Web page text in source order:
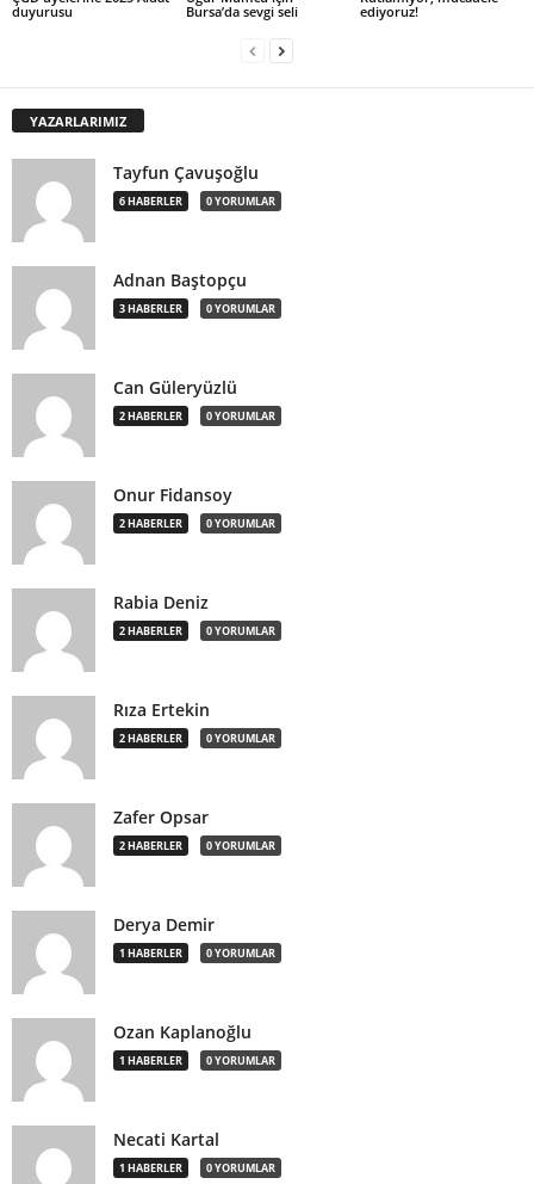
duyurusu
Bursa’da sevgi seli
ediyoruz!
YAZARLARIMIZ
Tayfun Çavuşoğlu
6 HABERLER 0 YORUMLAR
Adnan Baştopçu
3 HABERLER 0 YORUMLAR
Can Güleryüzlü
2 HABERLER 0 YORUMLAR
Onur Fidansoy
2 HABERLER 0 YORUMLAR
Rabia Deniz
2 HABERLER 0 YORUMLAR
Rıza Ertekin
2 HABERLER 0 YORUMLAR
Zafer Opsar
2 HABERLER 0 YORUMLAR
Derya Demir
1 HABERLER 0 YORUMLAR
Ozan Kaplanoğlu
1 HABERLER 0 YORUMLAR
Necati Kartal
1 HABERLER 0 YORUMLAR